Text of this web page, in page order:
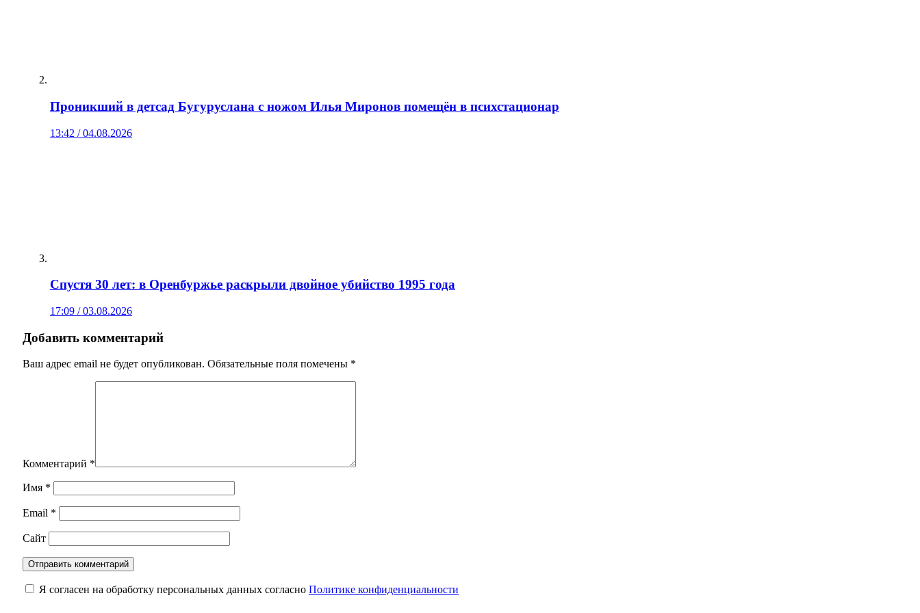
Проникший в детсад Бугуруслана с ножом Илья Миронов помещён в психстационар
13:42 / 04.08.2026
Спустя 30 лет: в Оренбуржье раскрыли двойное убийство 1995 года
17:09 / 03.08.2026
Добавить комментарий
Ваш адрес email не будет опубликован. Обязательные поля помечены *
Комментарий *
Имя *
Email *
Сайт
Я согласен на обработку персональных данных согласно Политике конфиденциальности